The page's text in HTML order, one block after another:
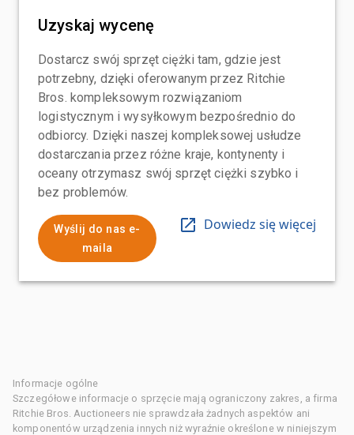
Uzyskaj wycenę
Dostarcz swój sprzęt ciężki tam, gdzie jest
potrzebny, dzięki oferowanym przez Ritchie
Bros. kompleksowym rozwiązaniom
logistycznym i wysyłkowym bezpośrednio do
odbiorcy. Dzięki naszej kompleksowej usłudze
dostarczania przez różne kraje, kontynenty i
oceany otrzymasz swój sprzęt ciężki szybko i
bez problemów.
Wyślij do nas e-
maila
Dowiedz się więcej
Informacje ogólne
Szczegółowe informacje o sprzęcie mają ograniczony zakres, a firma
Ritchie Bros. Auctioneers nie sprawdzała żadnych aspektów ani
komponentów urządzenia innych niż wyraźnie określone w niniejszym